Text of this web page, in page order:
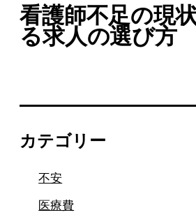
看護師不足の現
る求人の選び方
カテゴリー
不安
医療費